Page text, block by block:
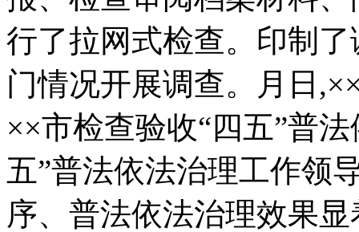
行了拉网式检查。印制
门情况开展调查。月日
××市检查验收“四五”普
五”普法依法治理工作领
序、普法依法治理效果